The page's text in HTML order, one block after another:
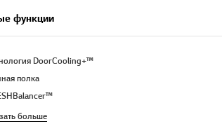
функции
DoorCooling+™
полка
больше